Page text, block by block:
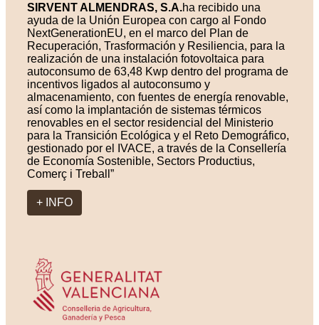
SIRVENT ALMENDRAS, S.A.ha recibido una
ayuda de la Unión Europea con cargo al Fondo
NextGenerationEU, en el marco del Plan de
Recuperación, Trasformación y Resiliencia, para la
realización de una instalación fotovoltaica para
autoconsumo de 63,48 Kwp dentro del programa de
incentivos ligados al autoconsumo y
almacenamiento, con fuentes de energía renovable,
así como la implantación de sistemas térmicos
renovables en el sector residencial del Ministerio
para la Transición Ecológica y el Reto Demográfico,
gestionado por el IVACE, a través de la Consellería
de Economía Sostenible, Sectors Productius,
Comerç i Treball”
+ INFO